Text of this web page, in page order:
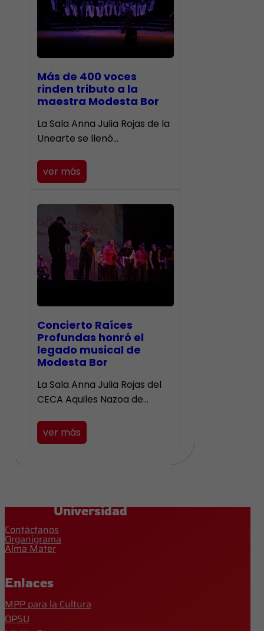
Más de 400 voces
rinden tributo a la
maestra Modesta Bor
​La Sala Anna Julia Rojas de la
Unearte se llenó…
ver más
​Concierto Raíces
Profundas honró el
legado musical de
Modesta Bor
La Sala Anna Julia Rojas del
CECA Aquiles Nazoa de…
ver más
Universidad
Contáctanos
Organigrama
Alma Mater
Enlaces
MPP para la Cultura
OPSU